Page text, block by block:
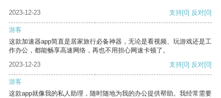
2023-12-23 支持[0] 反对[0]
游客
这款加速器app简直是居家旅行必备神器，无论是看视频、玩游戏还是工
作办公，都能畅享高速网络，再也不用担心网速卡顿了。
2023-12-23
支持[0] 反对[0]
游客
这款app就像我的私人助理，随时随地为我的办公提供帮助。我经常需要